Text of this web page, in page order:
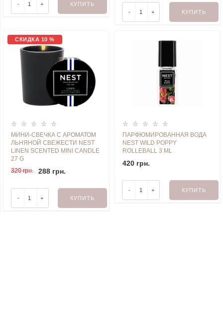
- + КУПИТЬ
- + КУПИТЬ
СКИДКА 10 %
МИНИ-СВЕЧКА С АРОМАТОМ
ЛЬНЯНОЙ СВЕЖЕСТИ NEST
LINEN SCENTED MINI CANDLE
27 G
320 грн.
288 грн.
- + КУПИТЬ
ПАРФЮМИРОВАННАЯ ВОДА
NEST WILD POPPY
ROLLEBALL 3 ML
420 грн.
- + КУПИТЬ